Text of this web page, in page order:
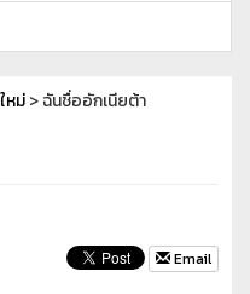
หม่> ฉันชื่ออักเนียต้า
Email